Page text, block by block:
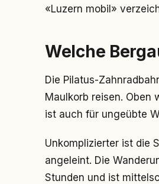
«Luzern mobil»
Welche
Die Pilatus-
Maulkorb reisen. Oben
ist auch für ungeübte
Unkomplizierter ist die
angeleint. Die
Stunden und ist